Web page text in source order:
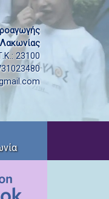
23100